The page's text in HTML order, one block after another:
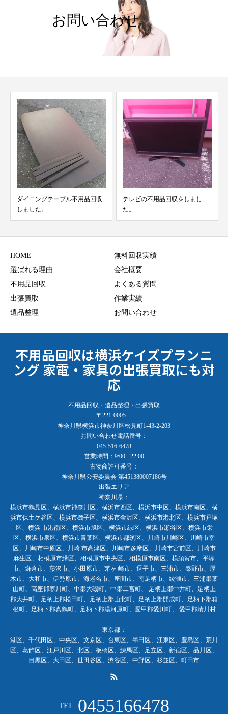
お問い合わせ
ダイニングテーブル不用品回収
しました。
テレビの不用品回収をしまし
た。
HOME
選ばれる理由
不用品回収
出張買取
遺品整理
無料回収実績
会社概要
よくある質問
作業実績
お問い合わせ
不用品回収は横浜ケイズプランニ
ング 家電・家具の出張買取にも対
応
不用品回収・遺品整理・出張買取
〒221-0005
神奈川県横浜市神奈川区松見町1-43-2-203
お問い合わせ電話番号：
045-516-6478
営業時間：9:00 - 22:00
古物商許可番号：
神奈川県公安委員会 第451380007186号
出張エリア
神奈川県：
横浜市鶴見区、横浜市神奈川区、横浜市西区、横浜市中区、横浜市南区、横
浜市保土ケ谷区、横浜市磯子区、横浜市金沢区、横浜市港北区、横浜市戸塚
区、横浜 市港南区、横浜市旭区、横浜市緑区、横浜市瀬谷区、横浜市栄
区、横浜市泉区、横浜市青葉区、横浜市都筑区、川崎市川崎区、川崎市幸
区、川崎市中原区、川崎 市高津区、川崎市多摩区、川崎市宮前区、川崎市
麻生区、相模原市緑区、相模原市中央区、相模原市南区、横須賀市、平塚
市、鎌倉市、藤沢市、小田原市、茅ヶ 崎市、逗子市、三浦市、秦野市、厚
木市、大和市、伊勢原市、海老名市、座間市、南足柄市、綾瀬市、三浦郡葉
山町、高座郡寒川町、中郡大磯町、中郡二宮町、 足柄上郡中井町、足柄上
郡大井町、足柄上郡松田町、足柄上郡山北町、足柄上郡開成町、足柄下郡箱
根町、足柄下郡真鶴町、足柄下郡湯河原町、愛甲郡愛川町、 愛甲郡清川村
東京都：
港区、千代田区、中央区、文京区、台東区、墨田区、江東区、豊島区、荒川
区、葛飾区、江戸川区、北区、板橋区、練馬区、足立区、新宿区、品川区、
目黒区、大田区、世田谷区、渋谷区、中野区、杉並区、町田市
TEL 0455166478